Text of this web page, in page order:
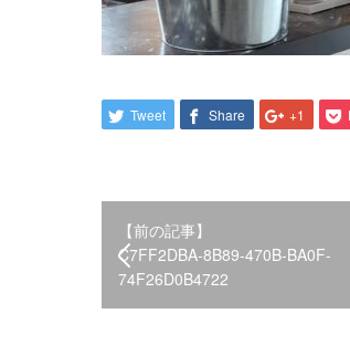
Tweet Share +1
【前の記事】
C7FF2DBA-8B89-470B-BA0F-
74F26D0B4722